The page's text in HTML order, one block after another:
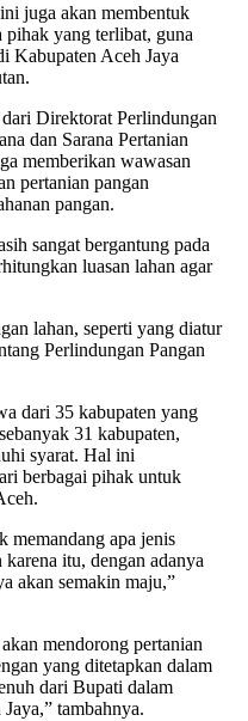
juga akan membentuk
pihak yang terlibat, guna
Kabupaten Aceh Jaya
Direktorat Perlindungan
dan Sarana Pertanian
memberikan wawasan
pertanian pangan
pangan.
sangat bergantung pada
luasan lahan agar
lahan, seperti yang diatur
Perlindungan Pangan
dari 35 kabupaten yang
31 kabupaten,
syarat. Hal ini
berbagai pihak untuk
memandang apa jenis
itu, dengan adanya
akan semakin maju,”
mendorong pertanian
yang ditetapkan dalam
dari Bupati dalam
tambahnya.